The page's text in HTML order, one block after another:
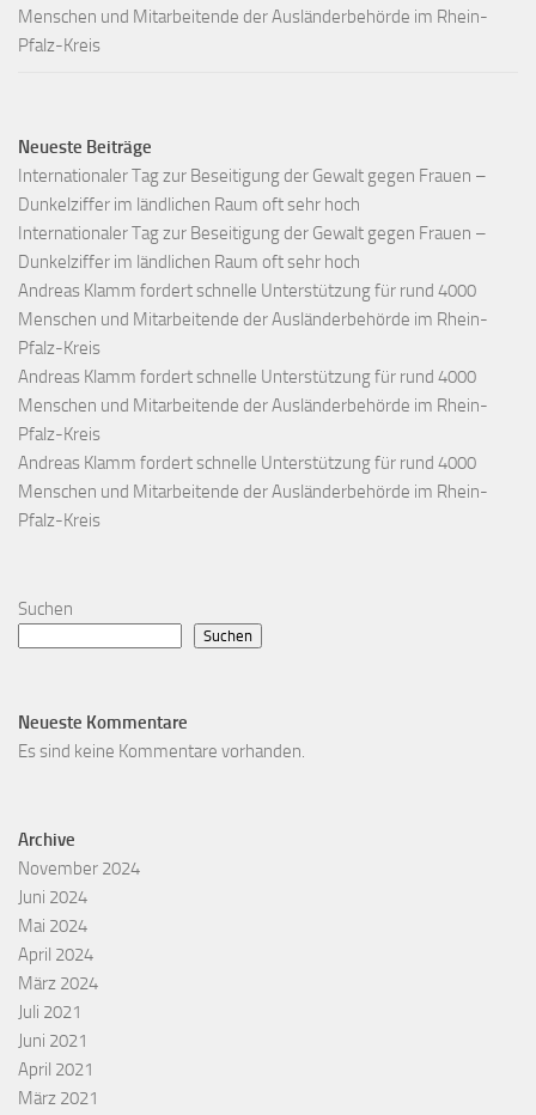
Menschen und Mitarbeitende der Ausländerbehörde im Rhein-
Pfalz-Kreis
Neueste Beiträge
Internationaler Tag zur Beseitigung der Gewalt gegen Frauen –
Dunkelziffer im ländlichen Raum oft sehr hoch
Internationaler Tag zur Beseitigung der Gewalt gegen Frauen –
Dunkelziffer im ländlichen Raum oft sehr hoch
Andreas Klamm fordert schnelle Unterstützung für rund 4000
Menschen und Mitarbeitende der Ausländerbehörde im Rhein-
Pfalz-Kreis
Andreas Klamm fordert schnelle Unterstützung für rund 4000
Menschen und Mitarbeitende der Ausländerbehörde im Rhein-
Pfalz-Kreis
Andreas Klamm fordert schnelle Unterstützung für rund 4000
Menschen und Mitarbeitende der Ausländerbehörde im Rhein-
Pfalz-Kreis
Suchen
Suchen
Neueste Kommentare
Es sind keine Kommentare vorhanden.
Archive
November 2024
Juni 2024
Mai 2024
April 2024
März 2024
Juli 2021
Juni 2021
April 2021
März 2021